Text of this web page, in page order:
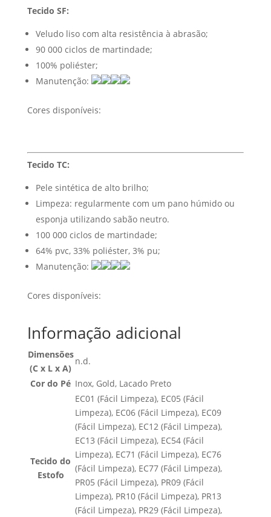
Tecido SF:
Veludo liso com alta resistência à abrasão;
90 000 ciclos de martindade;
100% poliéster;
Manutenção:
Cores disponíveis:
Tecido TC:
Pele sintética de alto brilho;
Limpeza: regularmente com um pano húmido ou
esponja utilizando sabão neutro.
100 000 ciclos de martindade;
64% pvc, 33% poliéster, 3% pu;
Manutenção:
Cores disponíveis:
Informação adicional
Dimensões
(C x L x A)
n.d.
Cor do Pé Inox, Gold, Lacado Preto
Tecido do
Estofo
EC01 (Fácil Limpeza), EC05 (Fácil
Limpeza), EC06 (Fácil Limpeza), EC09
(Fácil Limpeza), EC12 (Fácil Limpeza),
EC13 (Fácil Limpeza), EC54 (Fácil
Limpeza), EC71 (Fácil Limpeza), EC76
(Fácil Limpeza), EC77 (Fácil Limpeza),
PR05 (Fácil Limpeza), PR09 (Fácil
Limpeza), PR10 (Fácil Limpeza), PR13
(Fácil Limpeza), PR29 (Fácil Limpeza),